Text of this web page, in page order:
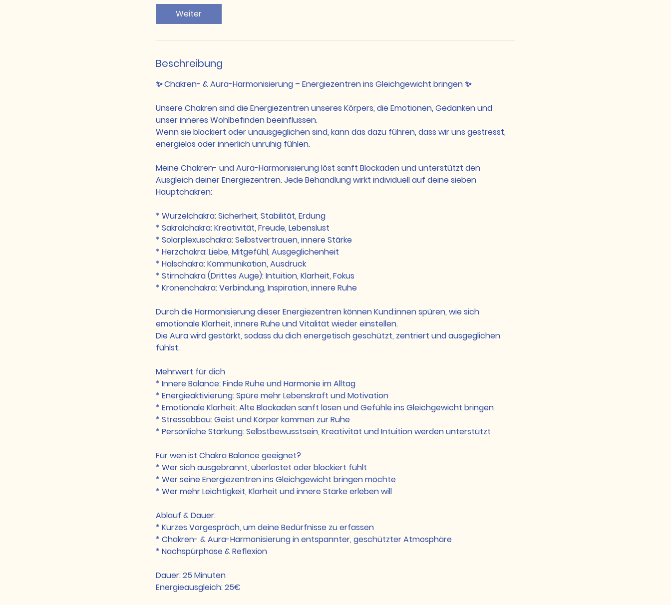
i
n
Weiter
Beschreibung
✨ Chakren- & Aura-Harmonisierung – Energiezentren ins Gleichgewicht bringen ✨
Unsere Chakren sind die Energiezentren unseres Körpers, die Emotionen, Gedanken und
unser inneres Wohlbefinden beeinflussen.
Wenn sie blockiert oder unausgeglichen sind, kann das dazu führen, dass wir uns gestresst,
energielos oder innerlich unruhig fühlen.
Meine Chakren- und Aura-Harmonisierung löst sanft Blockaden und unterstützt den
Ausgleich deiner Energiezentren. Jede Behandlung wirkt individuell auf deine sieben
Hauptchakren:
* Wurzelchakra: Sicherheit, Stabilität, Erdung
* Sakralchakra: Kreativität, Freude, Lebenslust
* Solarplexuschakra: Selbstvertrauen, innere Stärke
* Herzchakra: Liebe, Mitgefühl, Ausgeglichenheit
* Halschakra: Kommunikation, Ausdruck
* Stirnchakra (Drittes Auge): Intuition, Klarheit, Fokus
* Kronenchakra: Verbindung, Inspiration, innere Ruhe
Durch die Harmonisierung dieser Energiezentren können Kund:innen spüren, wie sich
emotionale Klarheit, innere Ruhe und Vitalität wieder einstellen.
Die Aura wird gestärkt, sodass du dich energetisch geschützt, zentriert und ausgeglichen
fühlst.
Mehrwert für dich
* Innere Balance: Finde Ruhe und Harmonie im Alltag
* Energieaktivierung: Spüre mehr Lebenskraft und Motivation
* Emotionale Klarheit: Alte Blockaden sanft lösen und Gefühle ins Gleichgewicht bringen
* Stressabbau: Geist und Körper kommen zur Ruhe
* Persönliche Stärkung: Selbstbewusstsein, Kreativität und Intuition werden unterstützt
Für wen ist Chakra Balance geeignet?
* Wer sich ausgebrannt, überlastet oder blockiert fühlt
* Wer seine Energiezentren ins Gleichgewicht bringen möchte
* Wer mehr Leichtigkeit, Klarheit und innere Stärke erleben will
Ablauf & Dauer:
* Kurzes Vorgespräch, um deine Bedürfnisse zu erfassen
* Chakren- & Aura-Harmonisierung in entspannter, geschützter Atmosphäre
* Nachspürphase & Reflexion
Dauer: 25 Minuten
Energieausgleich: 25€